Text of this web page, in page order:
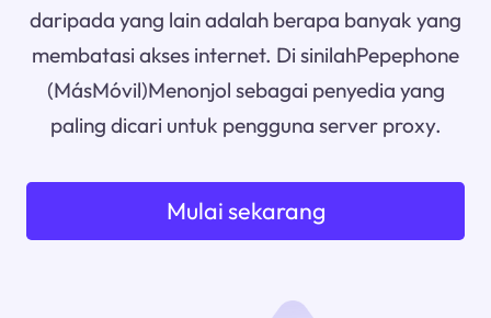
daripada yang lain adalah berapa banyak yang
membatasi akses internet. Di sinilahPepephone
(MásMóvil)Menonjol sebagai penyedia yang
paling dicari untuk pengguna server proxy.
Mulai sekarang